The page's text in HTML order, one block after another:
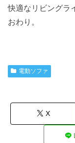
快適なリビングラ
おわり。
電動ソファ
X